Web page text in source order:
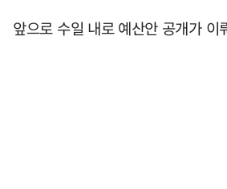
앞으로 수일 내로 예산안 공개가